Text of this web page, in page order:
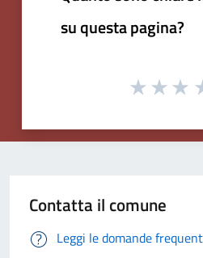
su questa pagina?
Contatta il comune
Leggi le domande